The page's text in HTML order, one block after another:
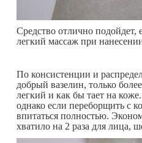
Средство отлично подойдет,
легкий массаж при
По консистенции и
добрый вазелин, только
легкий и как бы тает на
однако если переборщить с
впитаться полностью.
хватило на 2 раза для лица,